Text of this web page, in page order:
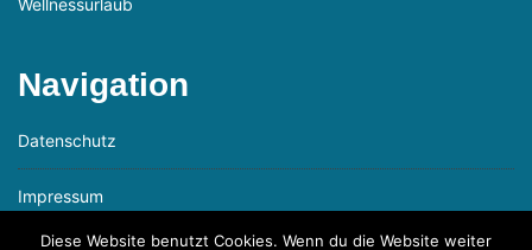
Navigation
Datenschutz
Impressum
Diese Website benutzt Cookies. Wenn du die Website weiter